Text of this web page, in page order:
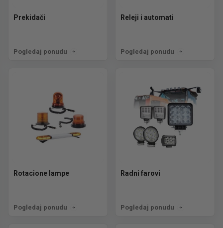
Prekidači
Pogledaj ponudu
Releji i automati
Pogledaj ponudu
Rotacione lampe
Pogledaj ponudu
Radni farovi
Pogledaj ponudu